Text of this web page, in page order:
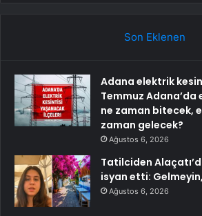
Son Eklenen
Adana elektrik
Temmuz
ne zaman bitecek,
zaman gelecek?
Ağustos 6, 2026
Tatilciden
isyan etti:
Ağustos 6, 2026